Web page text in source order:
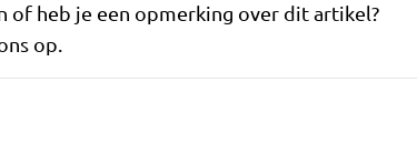
of heb je een opmerking over dit artikel?
op.